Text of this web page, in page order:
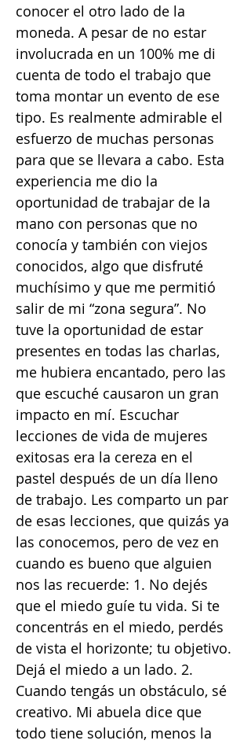
conocer el otro lado de la
moneda. A pesar de no estar
involucrada en un 100% me di
cuenta de todo el trabajo que
toma montar un evento de ese
tipo. Es realmente admirable el
esfuerzo de muchas personas
para que se llevara a cabo. Esta
experiencia me dio la
oportunidad de trabajar de la
mano con personas que no
conocía y también con viejos
conocidos, algo que disfruté
muchísimo y que me permitió
salir de mi “zona segura”. No
tuve la oportunidad de estar
presentes en todas las charlas,
me hubiera encantado, pero las
que escuché causaron un gran
impacto en mí. Escuchar
lecciones de vida de mujeres
exitosas era la cereza en el
pastel después de un día lleno
de trabajo. Les comparto un par
de esas lecciones, que quizás ya
las conocemos, pero de vez en
cuando es bueno que alguien
nos las recuerde: 1. No dejés
que el miedo guíe tu vida. Si te
concentrás en el miedo, perdés
de vista el horizonte; tu objetivo.
Dejá el miedo a un lado. 2.
Cuando tengás un obstáculo, sé
creativo. Mi abuela dice que
todo tiene solución, menos la